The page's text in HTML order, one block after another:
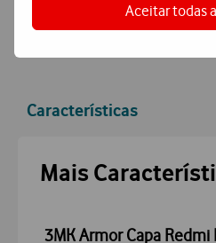
Aceitar todas
Características
Accordeon
Mais
3MK Armor Capa Redmi